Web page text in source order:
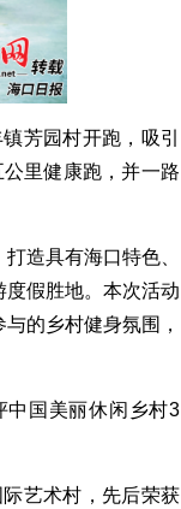
芳园村开跑，吸引
里健康跑，并一路
造具有海口特色、
假胜地。本次活动
的乡村健身氛围，
国美丽休闲乡村3
艺术村，先后荣获